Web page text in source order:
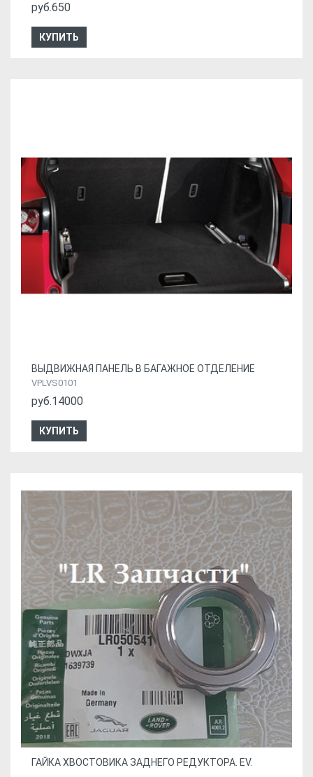
руб.650
КУПИТЬ
ВЫДВИЖНАЯ ПАНЕЛЬ В БАГАЖНОЕ ОТДЕЛЕНИЕ
VPLVS0101
руб.14000
КУПИТЬ
ГАЙКА ХВОСТОВИКА ЗАДНЕГО РЕДУКТОРА. EV.